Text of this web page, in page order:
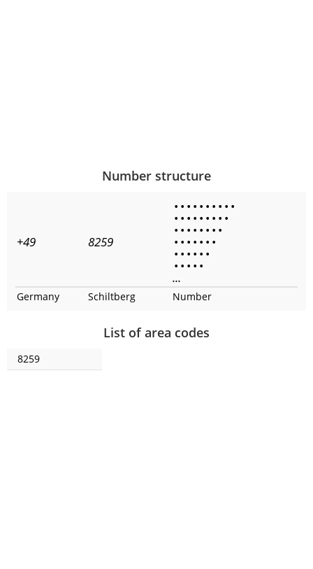
Number structure
+49 8259
• • • • • • • • • •
• • • • • • • • •
• • • • • • • •
• • • • • • •
• • • • • •
• • • • •
...
Germany Schiltberg Number
List of area codes
8259